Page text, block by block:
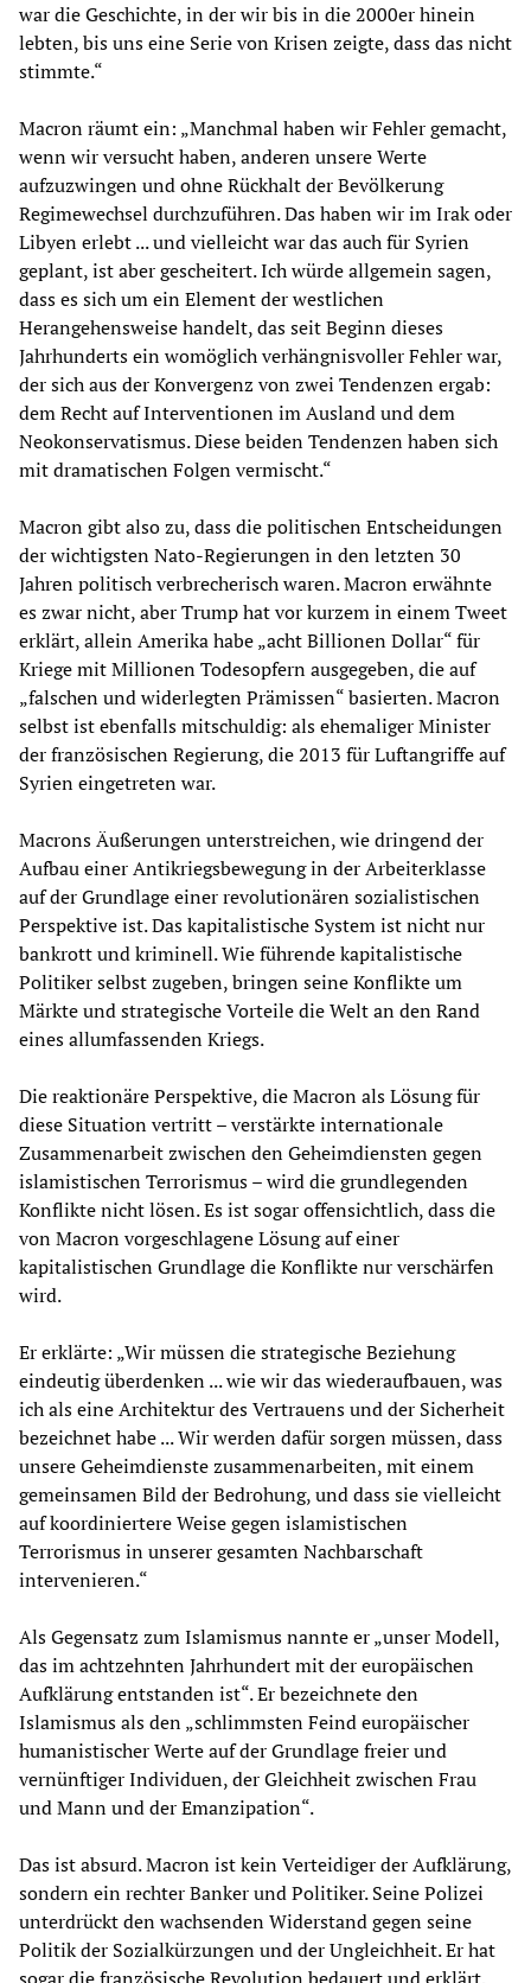
war die Geschichte, in der wir bis in die 2000er hinein
lebten, bis uns eine Serie von Krisen zeigte, dass das nicht
stimmte.“
Macron räumt ein: „Manchmal haben wir Fehler gemacht,
wenn wir versucht haben, anderen unsere Werte
aufzuzwingen und ohne Rückhalt der Bevölkerung
Regimewechsel durchzuführen. Das haben wir im Irak oder
Libyen erlebt ... und vielleicht war das auch für Syrien
geplant, ist aber gescheitert. Ich würde allgemein sagen,
dass es sich um ein Element der westlichen
Herangehensweise handelt, das seit Beginn dieses
Jahrhunderts ein womöglich verhängnisvoller Fehler war,
der sich aus der Konvergenz von zwei Tendenzen ergab:
dem Recht auf Interventionen im Ausland und dem
Neokonservatismus. Diese beiden Tendenzen haben sich
mit dramatischen Folgen vermischt.“
Macron gibt also zu, dass die politischen Entscheidungen
der wichtigsten Nato-Regierungen in den letzten 30
Jahren politisch verbrecherisch waren. Macron erwähnte
es zwar nicht, aber Trump hat vor kurzem in einem Tweet
erklärt, allein Amerika habe „acht Billionen Dollar“ für
Kriege mit Millionen Todesopfern ausgegeben, die auf
„falschen und widerlegten Prämissen“ basierten. Macron
selbst ist ebenfalls mitschuldig: als ehemaliger Minister
der französischen Regierung, die 2013 für Luftangriffe auf
Syrien eingetreten war.
Macrons Äußerungen unterstreichen, wie dringend der
Aufbau einer Antikriegsbewegung in der Arbeiterklasse
auf der Grundlage einer revolutionären sozialistischen
Perspektive ist. Das kapitalistische System ist nicht nur
bankrott und kriminell. Wie führende kapitalistische
Politiker selbst zugeben, bringen seine Konflikte um
Märkte und strategische Vorteile die Welt an den Rand
eines allumfassenden Kriegs.
Die reaktionäre Perspektive, die Macron als Lösung für
diese Situation vertritt – verstärkte internationale
Zusammenarbeit zwischen den Geheimdiensten gegen
islamistischen Terrorismus – wird die grundlegenden
Konflikte nicht lösen. Es ist sogar offensichtlich, dass die
von Macron vorgeschlagene Lösung auf einer
kapitalistischen Grundlage die Konflikte nur verschärfen
wird.
Er erklärte: „Wir müssen die strategische Beziehung
eindeutig überdenken ... wie wir das wiederaufbauen, was
ich als eine Architektur des Vertrauens und der Sicherheit
bezeichnet habe ... Wir werden dafür sorgen müssen, dass
unsere Geheimdienste zusammenarbeiten, mit einem
gemeinsamen Bild der Bedrohung, und dass sie vielleicht
auf koordiniertere Weise gegen islamistischen
Terrorismus in unserer gesamten Nachbarschaft
intervenieren.“
Als Gegensatz zum Islamismus nannte er „unser Modell,
das im achtzehnten Jahrhundert mit der europäischen
Aufklärung entstanden ist“. Er bezeichnete den
Islamismus als den „schlimmsten Feind europäischer
humanistischer Werte auf der Grundlage freier und
vernünftiger Individuen, der Gleichheit zwischen Frau
und Mann und der Emanzipation“.
Das ist absurd. Macron ist kein Verteidiger der Aufklärung,
sondern ein rechter Banker und Politiker. Seine Polizei
unterdrückt den wachsenden Widerstand gegen seine
Politik der Sozialkürzungen und der Ungleichheit. Er hat